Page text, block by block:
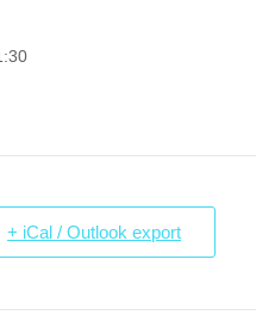
+ iCal / Outlook export